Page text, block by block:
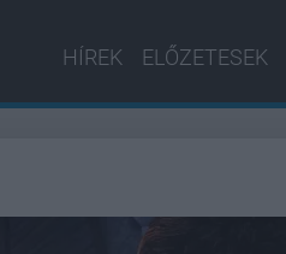
HÍREK ELŐZETESEK